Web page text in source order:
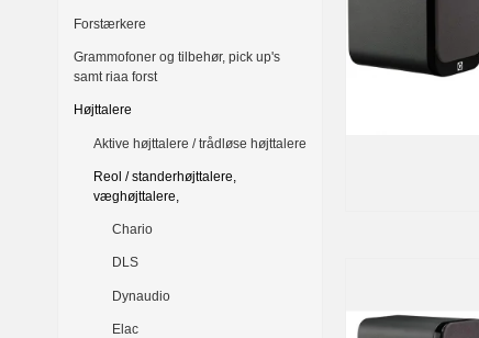
Forstærkere
Grammofoner og tilbehør, pick up's
samt riaa forst
Højttalere
Aktive højttalere / trådløse højttalere
Reol / standerhøjttalere,
væghøjttalere,
Chario
DLS
Dynaudio
Elac